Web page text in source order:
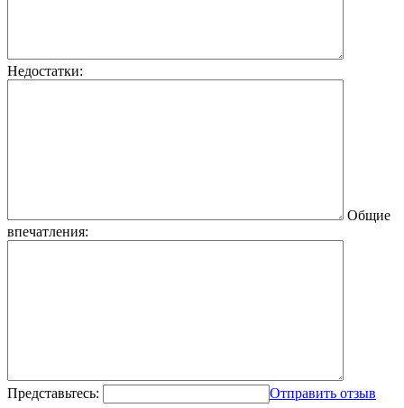
Недостатки:
Общие
впечатления:
Представьтесь: Отправить отзыв